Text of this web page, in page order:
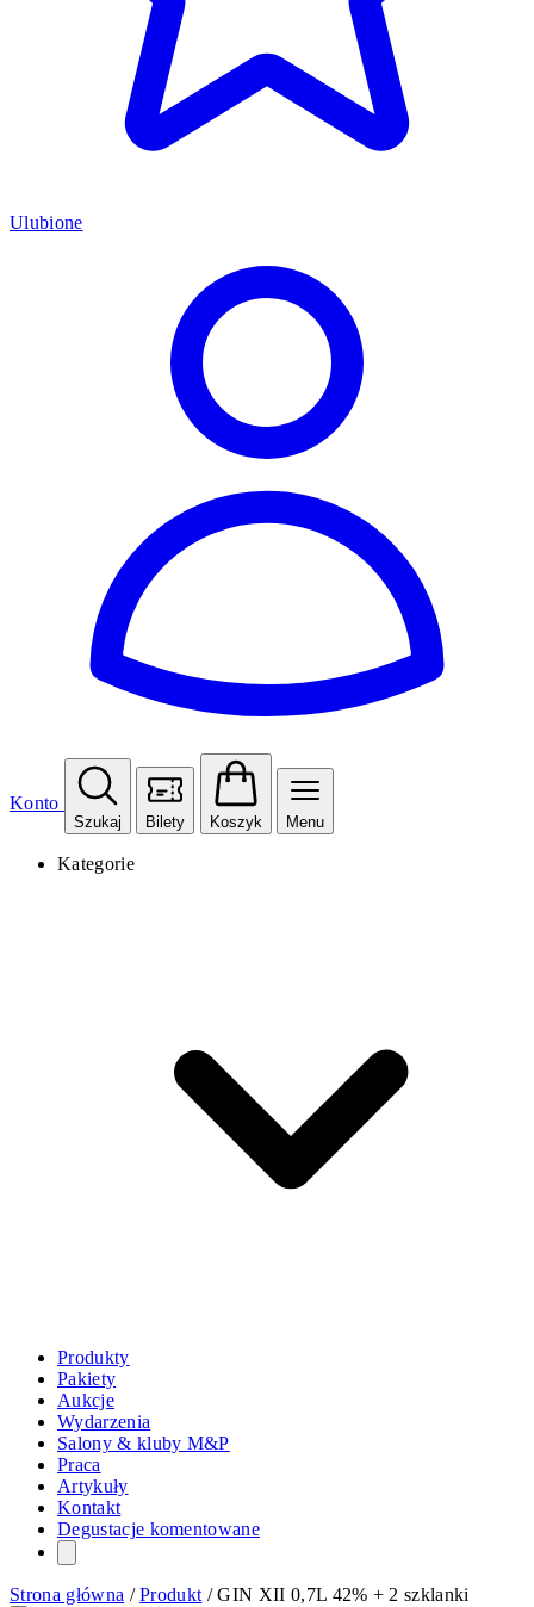
Ulubione
Konto
Szukaj Bilety Koszyk Menu
Kategorie
Produkty
Pakiety
Aukcje
Wydarzenia
Salony & kluby M&P
Praca
Artykuły
Kontakt
Degustacje komentowane
Strona główna /Produkt /GIN XII 0,7L 42% + 2 szklanki